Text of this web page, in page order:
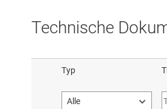
Technische